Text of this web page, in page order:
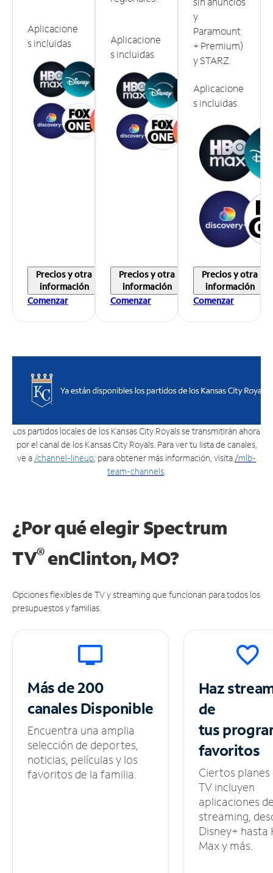
Aplicacione
s incluidas
Precios y otra
información
Comenzar
Aplicacione
s incluidas
Precios y otra
información
Comenzar
y
Paramount
+ Premium)
y STARZ.
Aplicacione
s incluidas
Precios y otra
información
Comenzar
Los partidos locales de los Kansas City Royals se transmitirán ahora
por el canal de los Kansas City Royals. Para ver tu lista de canales,
ve a /channel-lineup; para obtener más información, visita /mlb-
team-channels
¿Por qué elegir Spectrum
TV®enClinton, MO?
Opciones flexibles de TV y streaming que funcionan para todos los
presupuestos y familias.
Más de 200
canalesDisponible
Encuentra una amplia
selección de deportes,
noticias, películas y los
favoritos de la familia.
Haz
de
tus
favoritos
Ciertos planes
TV incluyen
aplicaciones
streaming,
Disney+ hasta
Max y más.